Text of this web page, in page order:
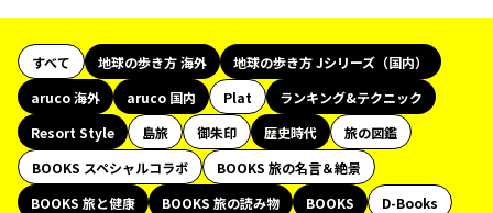
すべて 地球の歩き方 海外
地球の歩き方 Jシリーズ（国内）
aruco 海外
aruco 国内 Plat
ランキング&テクニック
Resort Style
島旅 御朱印 歴史時代
旅の図鑑
BOOKS スペシャルコラボ
BOOKS 旅の名言＆絶景
BOOKS 旅と健康
BOOKS 旅の読み物 BOOKS
D-Books